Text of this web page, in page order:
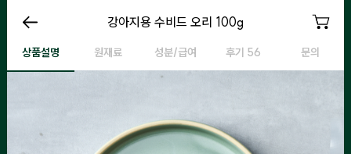
강아지용 수비드 오리 100g
강아지용 수비드 오리 100g
상품설명 원재료 성분/급여 후기 56 문의
강아지용 수비드 오리 100g